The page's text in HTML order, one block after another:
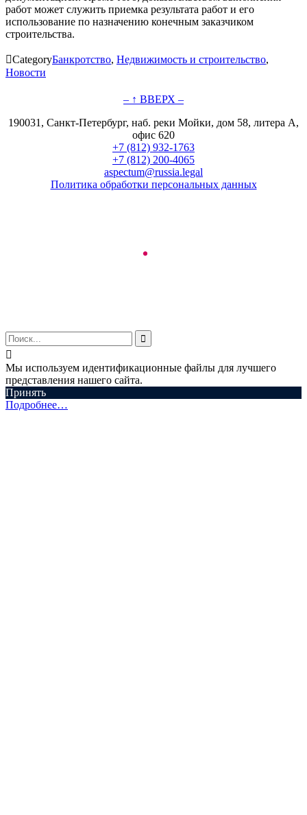
работ может служить приемка результата работ и его
использование по назначению конечным заказчиком
строительства.
CategoryБанкротство, Недвижимость и строительство,
Новости
– ↑ ВВЕРХ –
190031, Санкт-Петербург, наб. реки Мойки, дом 58, литера А,
офис 620
+7 (812) 932-1763
+7 (812) 200-4065
aspectum@russia.legal
Политика обработки персональных данных


Мы используем идентификационные файлы для лучшего
представления нашего сайта.
Принять
Подробнее…